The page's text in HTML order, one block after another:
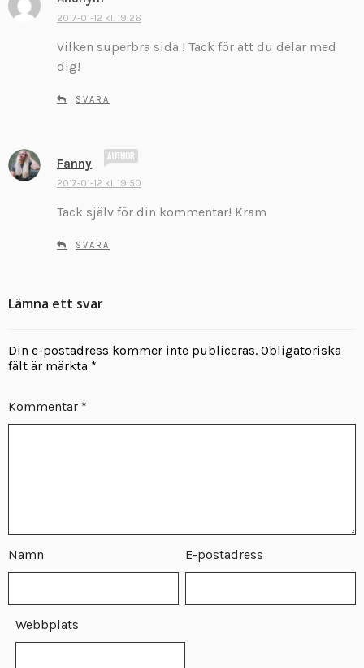
k
i
r
2017-01-12 kl. 19:26
Vilken superbra sida ! Tack för att du delar med
dig!
SVARA
Fanny
i
2017-01-12 kl. 19:50
Tack själv för din kommentar! Kram
SVARA
Lämna ett svar
Din e-postadress kommer inte publiceras. Obligatoriska
fält är märkta *
Kommentar *
Namn E-postadress
Webbplats